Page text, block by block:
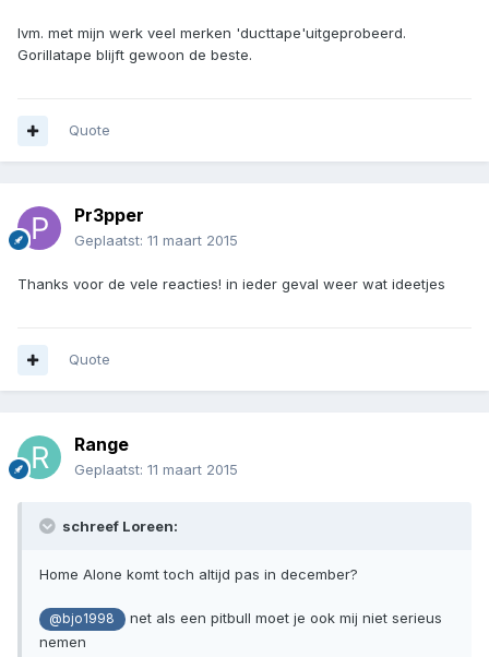
Ivm. met mijn werk veel merken 'ducttape'uitgeprobeerd.
Gorillatape blijft gewoon de beste.
Quote
Pr3pper
Geplaatst: 11 maart 2015
Thanks voor de vele reacties! in ieder geval weer wat ideetjes
Quote
Range
Geplaatst: 11 maart 2015
schreef Loreen:
Home Alone komt toch altijd pas in december?
@bjo1998
net als een pitbull moet je ook mij niet serieus
nemen